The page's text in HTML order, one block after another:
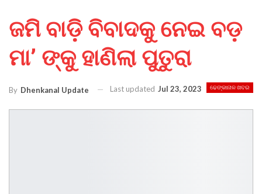
ଜମି ବାଡ଼ି ବିବାଦକୁ ନେଇ ବଡ଼
ମା’ ଙ୍କୁ ହାଣିଲା ପୁତୁରା
ଢେଙ୍କାନାଳ ଖବର
By Dhenkanal Update Last updated Jul 23, 2023